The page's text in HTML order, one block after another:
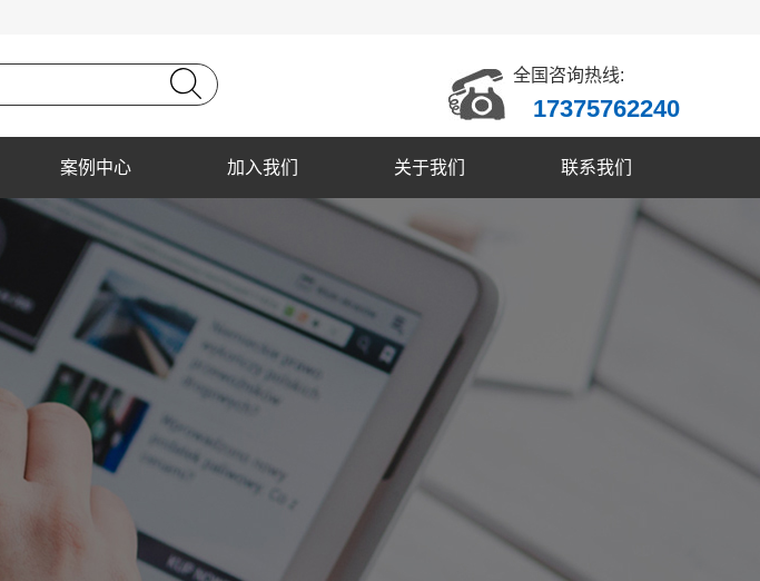
全国咨询热线:
17375762240
案例中心 加入我们 关于我们 联系我们